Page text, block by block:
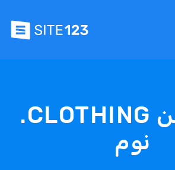
.CLOTHING د ډومین
نوم